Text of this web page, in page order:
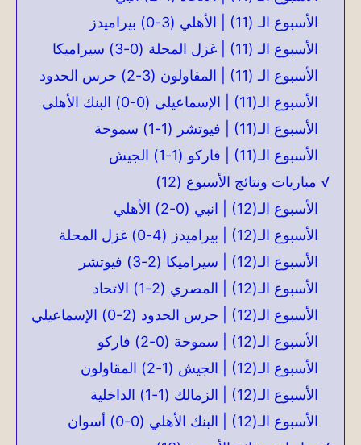
الأسبوع الـ (11) | الأهلي (3-0) بيراميدز
الأسبوع الـ (11) | غزل المحلة (0-3) سيراميكا
الأسبوع الـ (11) | المقاولون (3-2) حرس الحدود
الأسبوع الـ(11) | الإسماعيلي (0-0) البنك الأهلي
الأسبوع الـ(11) | فيوتشر (1-1) سموحة
الأسبوع الـ(11) | فاركو (1-1) الجيش
√ مباريات ونتائج الأسبوع (12)
الأسبوع الـ(12) | انبي (0-2) الأهلي
الأسبوع الـ(12) | بيراميدز (4-0) غزل المحلة
الأسبوع الـ(12) | سيراميكا (2-3) فيوتشر
الأسبوع الـ(12) | المصري (2-1) الاتحاد
الأسبوع الـ(12) | حرس الحدود (2-0) الإسماعيلي
الأسبوع الـ(12) | سموحة (0-2) فاركو
الأسبوع الـ(12) | الجيش (1-2) المقاولون
الأسبوع الـ(12) | الزمالك (1-1) الداخلية
الأسبوع الـ(12) | البنك الأهلي (0-0) أسوان